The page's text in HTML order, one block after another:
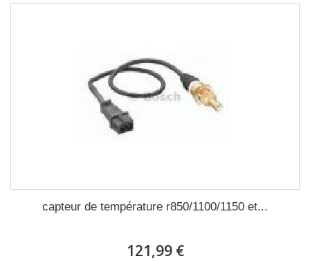
capteur de température r850/1100/1150 et...
121,99 €